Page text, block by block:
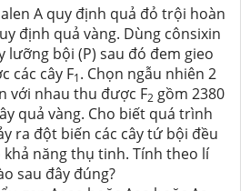
A quy định quả đỏ trội hoàn
định quả vàng. Dùng cônsixin
lưỡng bội (P) sau đó đem gieo
các cây F1. Chọn ngẫu nhiên 2
với nhau thu được F2 gồm 2380
quả vàng. Cho biết quá trình
ra đột biến các cây tứ bội đều
năng thụ tinh. Tính theo lí
sau đây đúng?